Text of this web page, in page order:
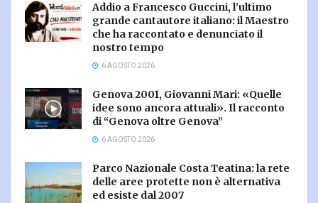
Addio a Francesco Guccini, l’ultimo
grande cantautore italiano: il Maestro
che ha raccontato e denunciato il
nostro tempo
6 AGOSTO 2026
Genova 2001, Giovanni Mari: «Quelle
idee sono ancora attuali». Il racconto
di “Genova oltre Genova”
6 AGOSTO 2026
Parco Nazionale Costa Teatina: la rete
delle aree protette non è alternativa
ed esiste dal 2007